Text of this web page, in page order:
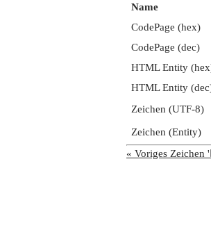
Name
CodePage (hex)
CodePage (dec)
HTML Entity
HTML Entity
Zeichen (UTF-8)
Zeichen (Entity)
« Voriges Zeichen